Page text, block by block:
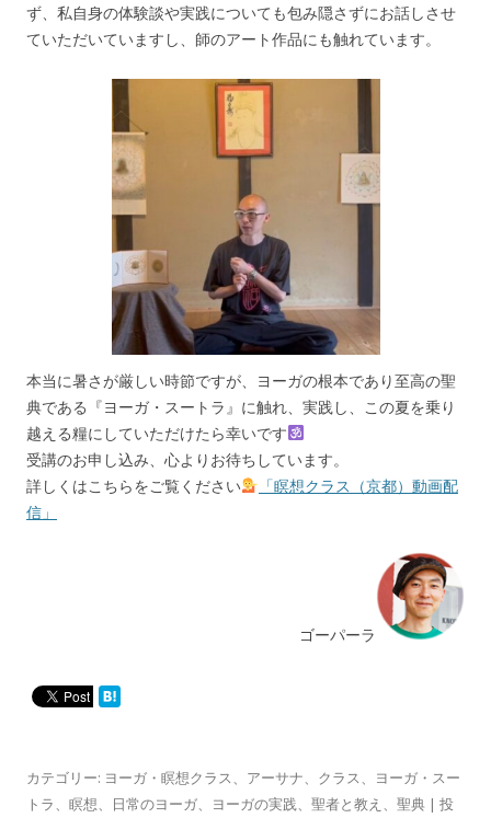
ず、私自身の体験談や実践についても包み隠さずにお話しさせ
ていただいていますし、師のアート作品にも触れています。
本当に暑さが厳しい時節ですが、ヨーガの根本であり至高の聖
典である『ヨーガ・スートラ』に触れ、実践し、この夏を乗り
越える糧にしていただけたら幸いです
受講のお申し込み、心よりお待ちしています。
詳しくはこちらをご覧ください
「瞑想クラス（京都）動画配
信」
ゴーパーラ
カテゴリー: ヨーガ・瞑想クラス アーサナ クラス
ヨーガ・スー
トラ
瞑想 日常のヨーガ ヨーガの実践 聖者と教え 聖典 | 投